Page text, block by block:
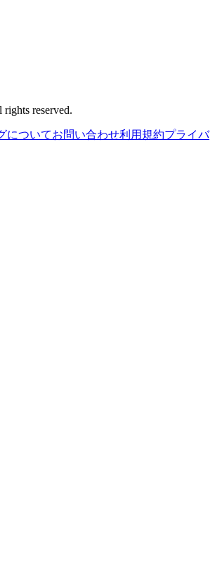
reserved.
についてお問い合わせ利用規約プライバ